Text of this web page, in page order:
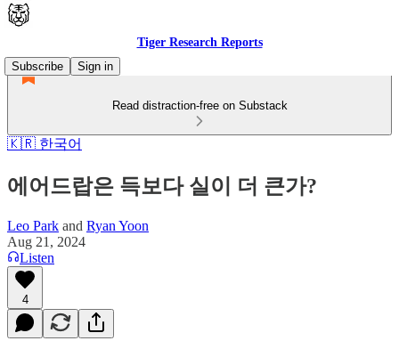
Tiger Research Reports
Subscribe
Sign in
Read distraction-free on Substack
🇰🇷 한국어
에어드랍은 득보다 실이 더 큰가?
Leo Park and Ryan Yoon
Aug 21, 2024
Listen
4